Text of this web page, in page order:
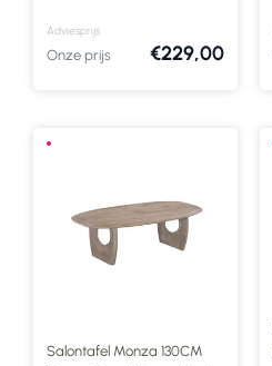
Adviesprijs
Onze prijs €229,00
Salontafel Monza 130CM